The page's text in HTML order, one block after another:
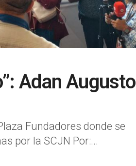
Adan Augusto
Fundadores donde se
por la SCJN Por:...